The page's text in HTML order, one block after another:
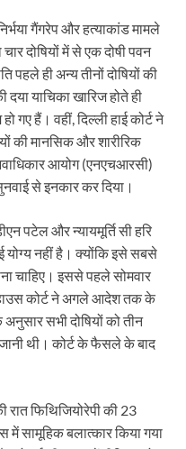
गैंगरेप और हत्याकांड मामले
दोषियों में से एक दोषी पवन
पहले ही अन्य तीनों दोषियों की
याचिका खारिज होते ही
गए हैं। वहीं, दिल्ली हाई कोर्ट ने
की मानसिक और शारीरिक
आयोग (एनएचआरसी)
से इनकार कर दिया।
पटेल और न्यायमूर्ति सी हरि
योग्य नहीं है। क्योंकि इसे सबसे
चाहिए। इससे पहले सोमवार
हाउस कोर्ट ने अगले आदेश तक के
सभी दोषियों को तीन
थी। कोर्ट के फैसले के बाद
फिथिजियोरेपी की 23
में सामूहिक बलात्कार किया गया